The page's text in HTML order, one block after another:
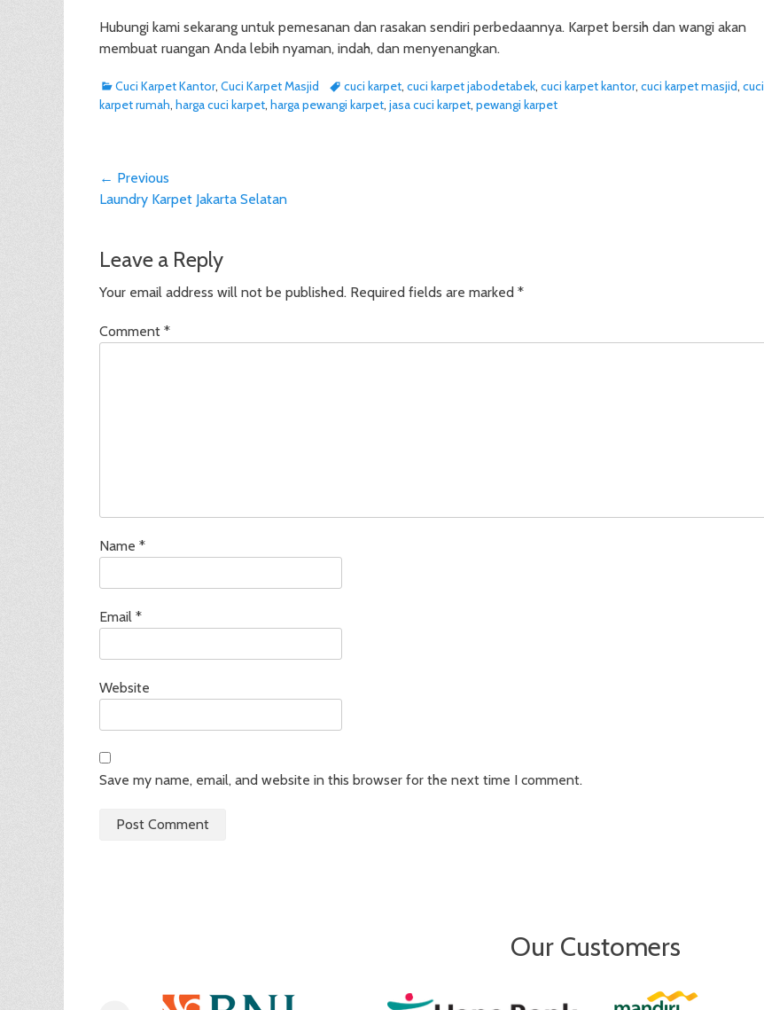
Hubungi kami sekarang untuk pemesanan dan rasakan sendiri perbedaannya. Karpet bersih dan wangi akan
membuat ruangan Anda lebih nyaman, indah, dan menyenangkan.
Categories
Cuci Karpet Kantor, Cuci Karpet Masjid Tagscuci karpet, cuci karpet jabodetabek, cuci karpet kantor, cuci karpet masjid, cuci
karpet rumah, harga cuci karpet, harga pewangi karpet, jasa cuci karpet, pewangi karpet
Post
navigation
← Previous
Previous
Laundry Karpet Jakarta Selatan
Leave a Reply
Your email address will not be published. Required fields are marked *
Comment *
Name *
Email *
Website
Save my name, email, and website in this browser for the next time I comment.
Our Customers